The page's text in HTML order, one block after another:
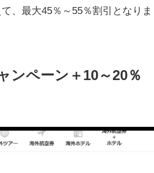
、最大45％～55％割引となりま
ンペーン＋10～20％